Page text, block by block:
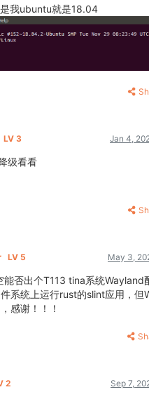
我ubuntu就是18.04
LV 3 Jan 4,
级看看
LV 5 May 3,
能否出个T113 tina系统Wayland
系统上运行rust的slint应用，但
感谢！！！
2 Sep 7,